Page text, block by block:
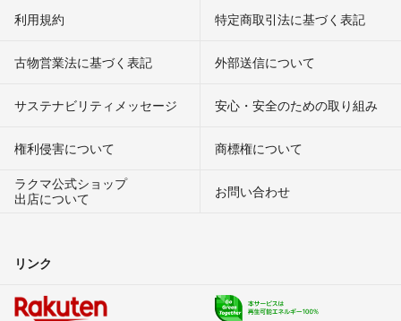
利用規約 特定商取引法に基づく表記
古物営業法に基づく表記 外部送信について
サステナビリティメッセージ 安心・安全のための取り組み
権利侵害について
商標権について
ラクマ公式ショップ
出店について
お問い合わせ
リンク